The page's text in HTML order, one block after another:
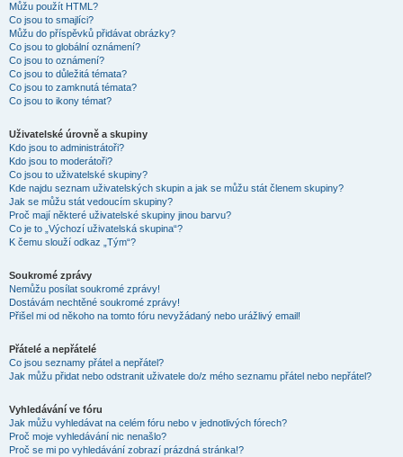
Můžu použít HTML?
Co jsou to smajlíci?
Můžu do příspěvků přidávat obrázky?
Co jsou to globální oznámení?
Co jsou to oznámení?
Co jsou to důležitá témata?
Co jsou to zamknutá témata?
Co jsou to ikony témat?
Uživatelské úrovně a skupiny
Kdo jsou to administrátoři?
Kdo jsou to moderátoři?
Co jsou to uživatelské skupiny?
Kde najdu seznam uživatelských skupin a jak se můžu stát členem skupiny?
Jak se můžu stát vedoucím skupiny?
Proč mají některé uživatelské skupiny jinou barvu?
Co je to „Výchozí uživatelská skupina“?
K čemu slouží odkaz „Tým“?
Soukromé zprávy
Nemůžu posílat soukromé zprávy!
Dostávám nechtěné soukromé zprávy!
Přišel mi od někoho na tomto fóru nevyžádaný nebo urážlivý email!
Přátelé a nepřátelé
Co jsou seznamy přátel a nepřátel?
Jak můžu přidat nebo odstranit uživatele do/z mého seznamu přátel nebo nepřátel?
Vyhledávání ve fóru
Jak můžu vyhledávat na celém fóru nebo v jednotlivých fórech?
Proč moje vyhledávání nic nenašlo?
Proč se mi po vyhledávání zobrazí prázdná stránka!?